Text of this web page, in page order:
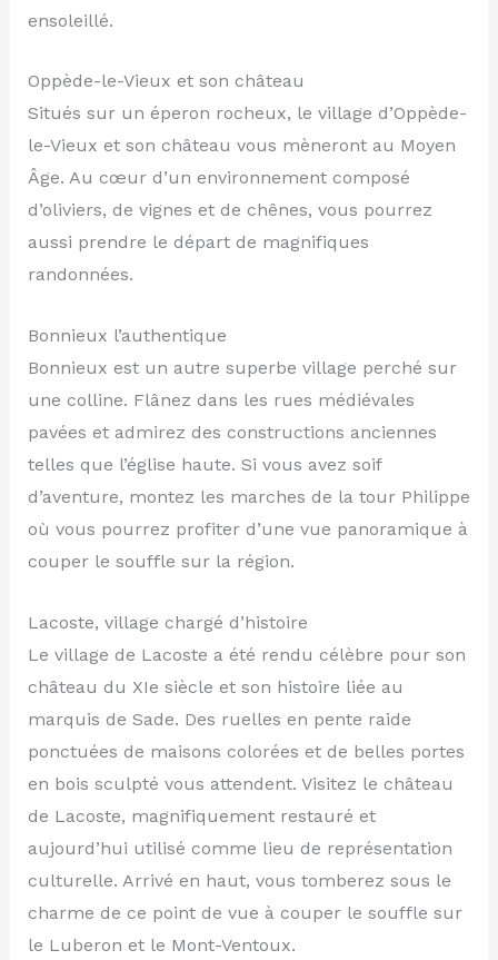
ensoleillé.
Oppède-le-Vieux et son château
Situés sur un éperon rocheux, le village d’Oppède-
le-Vieux et son château vous mèneront au Moyen
Âge. Au cœur d’un environnement composé
d’oliviers, de vignes et de chênes, vous pourrez
aussi prendre le départ de magnifiques
randonnées.
Bonnieux l’authentique
Bonnieux est un autre superbe village perché sur
une colline. Flânez dans les rues médiévales
pavées et admirez des constructions anciennes
telles que l’église haute. Si vous avez soif
d’aventure, montez les marches de la tour Philippe
où vous pourrez profiter d’une vue panoramique à
couper le souffle sur la région.
Lacoste, village chargé d’histoire
Le village de Lacoste a été rendu célèbre pour son
château du XIe siècle et son histoire liée au
marquis de Sade. Des ruelles en pente raide
ponctuées de maisons colorées et de belles portes
en bois sculpté vous attendent. Visitez le château
de Lacoste, magnifiquement restauré et
aujourd’hui utilisé comme lieu de représentation
culturelle. Arrivé en haut, vous tomberez sous le
charme de ce point de vue à couper le souffle sur
le Luberon et le Mont-Ventoux.